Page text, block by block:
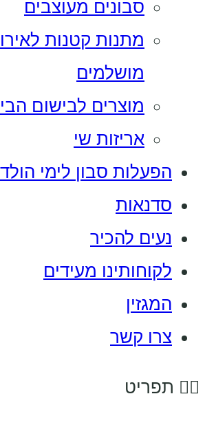
סבונים מעוצבים
מתנות קטנות
מושלמים
מוצרים לבישום
אריזות שי
הפעלות סבון לימי
סדנאות
נעים להכיר
לקוחותינו מעידים
המגזין
צרו קשר
תפריט